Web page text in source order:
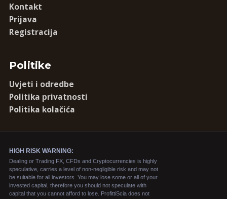
Kontakt
Prijava
Registracija
Politike
Uvjeti i odredbe
Politika privatnosti
Politika kolačića